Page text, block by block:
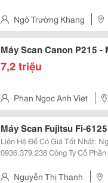
Ngô Trường Khang
Quận Tân Bình, Thành Phố
Máy Scan Canon P215
7,2 triệu
Phan Ngoc Anh Viet
Hồ Chí Minh, Việt Nam
Liên Hệ Để Có Giá Tốt Nhất:
0936.379.238 Công Ty Cổ Phần Thương Mại Công Nghệ Htvina Đc: Số 26 Ngõ
Nguyễn Thị Thanh